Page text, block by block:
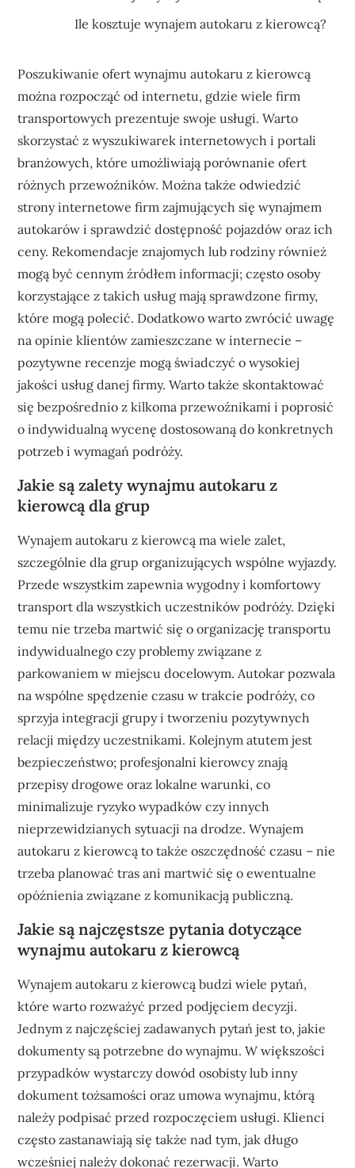
Ile kosztuje wynajem autokaru z kierowcą?
Poszukiwanie ofert wynajmu autokaru z kierowcą
można rozpocząć od internetu, gdzie wiele firm
transportowych prezentuje swoje usługi. Warto
skorzystać z wyszukiwarek internetowych i portali
branżowych, które umożliwiają porównanie ofert
różnych przewoźników. Można także odwiedzić
strony internetowe firm zajmujących się wynajmem
autokarów i sprawdzić dostępność pojazdów oraz ich
ceny. Rekomendacje znajomych lub rodziny również
mogą być cennym źródłem informacji; często osoby
korzystające z takich usług mają sprawdzone firmy,
które mogą polecić. Dodatkowo warto zwrócić uwagę
na opinie klientów zamieszczane w internecie –
pozytywne recenzje mogą świadczyć o wysokiej
jakości usług danej firmy. Warto także skontaktować
się bezpośrednio z kilkoma przewoźnikami i poprosić
o indywidualną wycenę dostosowaną do konkretnych
potrzeb i wymagań podróży.
Jakie są zalety wynajmu autokaru z
kierowcą dla grup
Wynajem autokaru z kierowcą ma wiele zalet,
szczególnie dla grup organizujących wspólne wyjazdy.
Przede wszystkim zapewnia wygodny i komfortowy
transport dla wszystkich uczestników podróży. Dzięki
temu nie trzeba martwić się o organizację transportu
indywidualnego czy problemy związane z
parkowaniem w miejscu docelowym. Autokar pozwala
na wspólne spędzenie czasu w trakcie podróży, co
sprzyja integracji grupy i tworzeniu pozytywnych
relacji między uczestnikami. Kolejnym atutem jest
bezpieczeństwo; profesjonalni kierowcy znają
przepisy drogowe oraz lokalne warunki, co
minimalizuje ryzyko wypadków czy innych
nieprzewidzianych sytuacji na drodze. Wynajem
autokaru z kierowcą to także oszczędność czasu – nie
trzeba planować tras ani martwić się o ewentualne
opóźnienia związane z komunikacją publiczną.
Jakie są najczęstsze pytania dotyczące
wynajmu autokaru z kierowcą
Wynajem autokaru z kierowcą budzi wiele pytań,
które warto rozważyć przed podjęciem decyzji.
Jednym z najczęściej zadawanych pytań jest to, jakie
dokumenty są potrzebne do wynajmu. W większości
przypadków wystarczy dowód osobisty lub inny
dokument tożsamości oraz umowa wynajmu, którą
należy podpisać przed rozpoczęciem usługi. Klienci
często zastanawiają się także nad tym, jak długo
wcześniej należy dokonać rezerwacji. Warto